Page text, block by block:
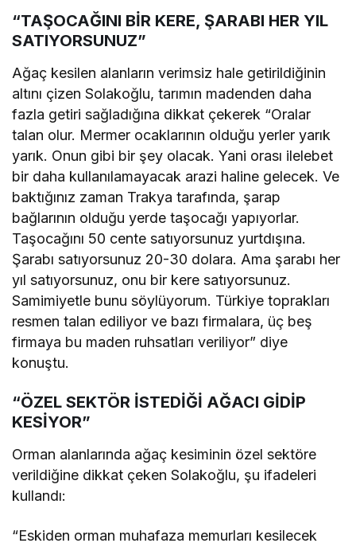
“TAŞOCAĞINI BİR KERE, ŞARABI HER YIL
SATIYORSUNUZ”
Ağaç kesilen alanların verimsiz hale getirildiğinin
altını çizen Solakoğlu, tarımın madenden daha
fazla getiri sağladığına dikkat çekerek “Oralar
talan olur. Mermer ocaklarının olduğu yerler yarık
yarık. Onun gibi bir şey olacak. Yani orası ilelebet
bir daha kullanılamayacak arazi haline gelecek. Ve
baktığınız zaman Trakya tarafında, şarap
bağlarının olduğu yerde taşocağı yapıyorlar.
Taşocağını 50 cente satıyorsunuz yurtdışına.
Şarabı satıyorsunuz 20-30 dolara. Ama şarabı her
yıl satıyorsunuz, onu bir kere satıyorsunuz.
Samimiyetle bunu söylüyorum. Türkiye toprakları
resmen talan ediliyor ve bazı firmalara, üç beş
firmaya bu maden ruhsatları veriliyor” diye
konuştu.
“ÖZEL SEKTÖR İSTEDİĞİ AĞACI GİDİP
KESİYOR”
Orman alanlarında ağaç kesiminin özel sektöre
verildiğine dikkat çeken Solakoğlu, şu ifadeleri
kullandı:
“Eskiden orman muhafaza memurları kesilecek